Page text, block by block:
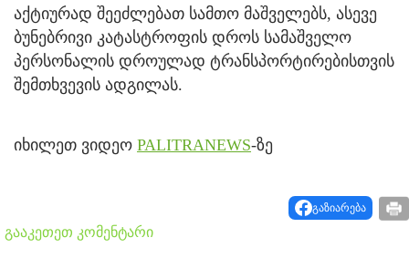
აქტიურად შეეძლებათ სამთო მაშველებს, ასევე
ბუნებრივი კატასტროფის დროს სამაშველო
პერსონალის დროულად ტრანსპორტირებისთვის
შემთხვევის ადგილას.
იხილეთ ვიდეო PALITRANEWS-ზე
გაზიარება
გააკეთეთ კომენტარი